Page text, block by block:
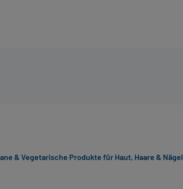
& Vegetarische Produkte für Haut, Haare & Nägel